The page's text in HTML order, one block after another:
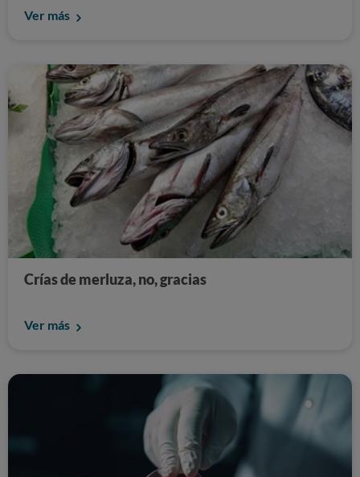
Ver más
Crías de merluza, no, gracias
Ver más